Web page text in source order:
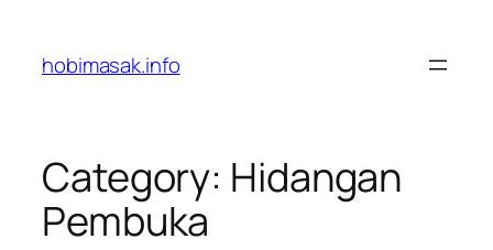
content
hobimasak.info
Category: Hidangan
Pembuka